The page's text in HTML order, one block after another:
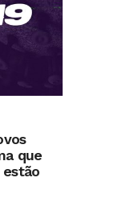
que
estão